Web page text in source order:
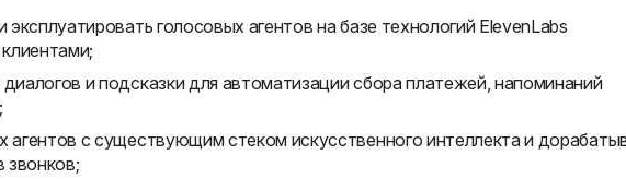
эксплуатировать голосовых агентов на базе технологий ElevenLabs
и подсказки для автоматизации сбора платежей, напоминаний
агентов с существующим стеком искусственного интеллекта и
звонков;